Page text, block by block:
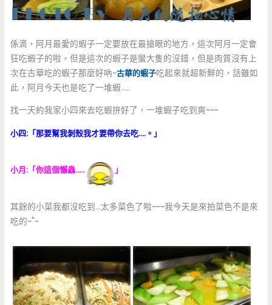
係滴，阿月最愛的蝦子一定要放在最搶眼的地方，這次阿月一定會
狂吃蝦子的啦，但是這次的蝦子是蠻大隻的沒錯，但是肉質沒有上
次在古華吃的蝦子那麼好吶~古華的蝦子吃起來就超新鮮的，話雖如
此，阿月今天也是吃了一堆蝦…..
找一天約我家小四來去吃蝦拚好了，一堆蝦子吃到爽~~~
小四:「那要幫我剝殼我才要帶你去吃….。」
小月:「你這個懶蟲….. 」
其餘的小菜我都沒吃到…太多菜色了啦~~~我今天是來拍菜色不是來
吃的~"~